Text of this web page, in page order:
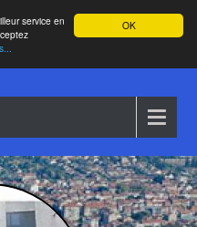
OK
service en